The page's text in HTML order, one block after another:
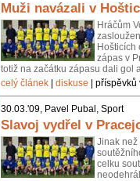
Muži navázali v
Hráčům
Hošticích
zápas v
totiž na začátku zápasu dali gol
celý článek
diskuse |
30.03.'09, Pavel Pubal, Sport
Slavoj vydřel v
Jinak než
celku